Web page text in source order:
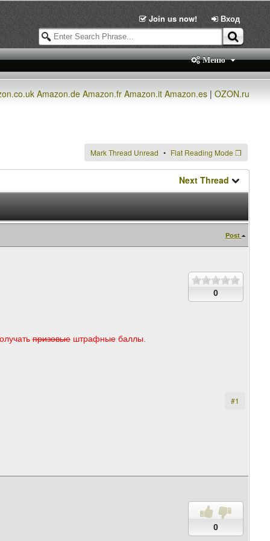
Join us now! Вход
Меню
Amazon.de Amazon.fr Amazon.it Amazon.es |OZON.ru
Mark Thread Unread Flat Reading Mode❐
Next Thread
Post
0
призовыештрафные баллы.
#1
0